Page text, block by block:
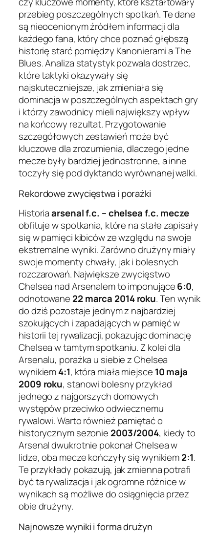
przebieg poszczególnych spotkań. Te dane
są nieocenionym źródłem informacji dla
każdego fana, który chce poznać głębszą
historię starć pomiędzy Kanonierami a The
Blues. Analiza statystyk pozwala dostrzec,
które taktyki okazywały się
najskuteczniejsze, jak zmieniała się
dominacja w poszczególnych aspektach gry
i którzy zawodnicy mieli największy wpływ
na końcowy rezultat. Przygotowanie
szczegółowych zestawień może być
kluczowe dla zrozumienia, dlaczego jedne
mecze były bardziej jednostronne, a inne
toczyły się pod dyktando wyrównanej walki.
Rekordowe zwycięstwa i porażki
Historiaarsenal f.c. – chelsea f.c. mecze
obfituje w spotkania, które na stałe zapisały
się w pamięci kibiców ze względu na swoje
ekstremalne wyniki. Zarówno drużyny miały
swoje momenty chwały, jak i bolesnych
rozczarowań. Największe zwycięstwo
Chelsea nad Arsenalem to imponujące6:0,
odnotowane 22 marca 2014 roku. Ten wynik
do dziś pozostaje jednym z najbardziej
szokujących i zapadających w pamięć w
historii tej rywalizacji, pokazując dominację
Chelsea w tamtym spotkaniu. Z kolei dla
Arsenalu, porażka u siebie z Chelsea
wynikiem4:1, która miała miejsce 10 maja
2009 roku, stanowi bolesny przykład
jednego z najgorszych domowych
występów przeciwko odwiecznemu
rywalowi. Warto również pamiętać o
historycznym sezonie 2003/2004, kiedy to
Arsenal dwukrotnie pokonał Chelsea w
lidze, oba mecze kończyły się wynikiem2:1.
Te przykłady pokazują, jak zmienna potrafi
być ta rywalizacja i jak ogromne różnice w
wynikach są możliwe do osiągnięcia przez
obie drużyny.
Najnowsze wyniki i forma drużyn